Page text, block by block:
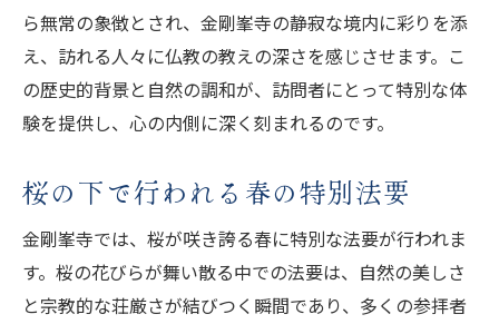
ティ
秋の金剛峯寺と紅葉が織りなす色彩のハーモニ
ー
紅葉のピークを迎える金剛峯寺周辺の絶景
秋の特別法要で感じる自然と宗教の調和
紅葉と共に歩く金剛峯寺の歴史散策
秋の訪れを告げる境内の特別イベント
ら無常の象徴とされ、金剛峯寺の静寂な境内に彩りを添
え、訪れる人々に仏教の教えの深さを感じさせます。こ
の歴史的背景と自然の調和が、訪問者にとって特別な体
験を提供し、心の内側に深く刻まれるのです。
桜の下で行われる春の特別法要
金剛峯寺では、桜が咲き誇る春に特別な法要が行われま
す。桜の花びらが舞い散る中での法要は、自然の美しさ
と宗教的な荘厳さが結びつく瞬間であり、多くの参拝者